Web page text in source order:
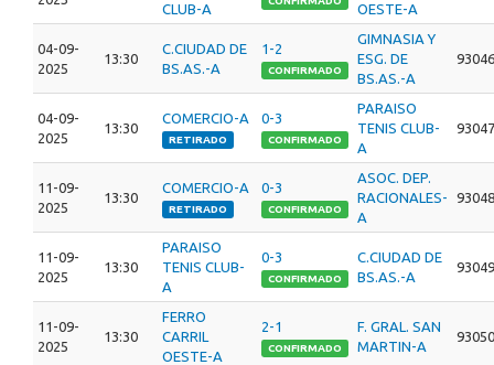
CLUB-A
OESTE-A
04-09-
2025
13:30
C.CIUDAD DE
BS.AS.-A
1-2
CONFIRMADO
GIMNASIA Y
ESG. DE
BS.AS.-A
93046
04-09-
2025
13:30
COMERCIO-A
RETIRADO
0-3
CONFIRMADO
PARAISO
TENIS CLUB-
A
93047
11-09-
2025
13:30
COMERCIO-A
RETIRADO
0-3
CONFIRMADO
ASOC. DEP.
RACIONALES-
A
93048
11-09-
2025
13:30
PARAISO
TENIS CLUB-
A
0-3
CONFIRMADO
C.CIUDAD DE
BS.AS.-A
93049
11-09-
2025
13:30
FERRO
CARRIL
OESTE-A
2-1
CONFIRMADO
F. GRAL. SAN
MARTIN-A
93050